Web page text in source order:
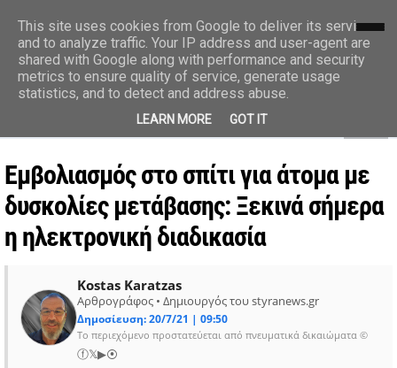
styranews.gr
Ειδήσεις-Γεγονότα-Επικαιρότητα
Εμβολιασμός στο σπίτι για άτομα με
δυσκολίες μετάβασης: Ξεκινά σήμερα
η ηλεκτρονική διαδικασία
Kostas Karatzas
Αρθρογράφος • Δημιουργός του styranews.gr
Δημοσίευση: 20/7/21 | 09:50
Το περιεχόμενο προστατεύεται από πνευματικά δικαιώματα ©
ⓕ𝕏▶⦿
This site uses cookies from Google to deliver its services
and to analyze traffic. Your IP address and user-agent are
shared with Google along with performance and security
metrics to ensure quality of service, generate usage
statistics, and to detect and address abuse.
LEARN MORE GOT IT